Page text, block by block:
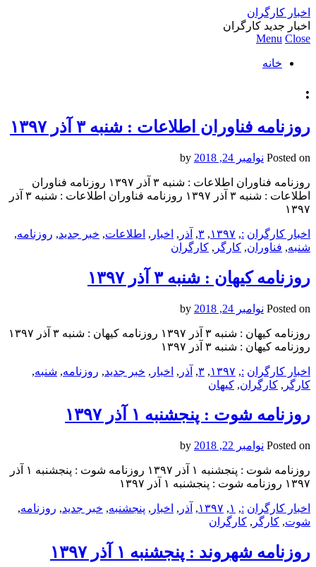
اخبار کارگران
اخبار جدید کارگران
Menu Close
خانه
:
روزنامه فناوران اطلاعات : شنبه ۳ آذر ۱۳۹۷
Posted on نوامبر 24, 2018
روزنامه فناوران اطلاعات : شنبه ۳ آذر ۱۳۹۷ روزنامه فناوران
اطلاعات : شنبه ۳ آذر ۱۳۹۷ روزنامه فناوران اطلاعات : شنبه ۳ آذر
۱۳۹۷
اخبار کارگران :
, ۱۳۹۷, ۳, آذر , اخبار , اطلاعات, خبر جدید, روزنامه,
شنبه, فناوران, کارگر , کارگران
روزنامه کيهان : شنبه ۳ آذر ۱۳۹۷
Posted on نوامبر 24, 2018
روزنامه کيهان : شنبه ۳ آذر ۱۳۹۷ روزنامه کيهان : شنبه ۳ آذر ۱۳۹۷
روزنامه کيهان : شنبه ۳ آذر ۱۳۹۷
اخبار کارگران :
, ۱۳۹۷, ۳, آذر , اخبار , خبر جدید, روزنامه, شنبه,
کارگر , کارگران, کيهان
روزنامه شوت : پنجشنبه ۱ آذر ۱۳۹۷
Posted on نوامبر 22, 2018
روزنامه شوت : پنجشنبه ۱ آذر ۱۳۹۷ روزنامه شوت : پنجشنبه ۱ آذر
۱۳۹۷ روزنامه شوت : پنجشنبه ۱ آذر ۱۳۹۷
اخبار کارگران :
, ۱, ۱۳۹۷, آذر , اخبار , پنجشنبه, خبر جدید, روزنامه,
شوت, کارگر , کارگران
روزنامه شهروند : پنجشنبه ۱ آذر ۱۳۹۷